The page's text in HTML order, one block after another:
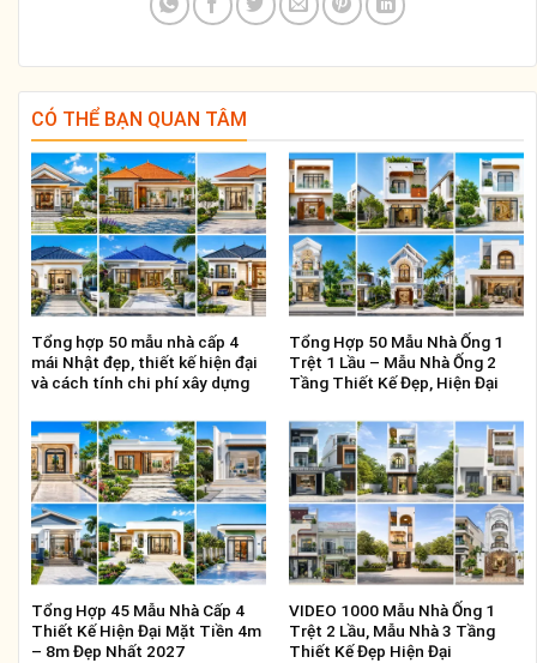
CÓ THỂ BẠN QUAN TÂM
Tổng hợp 50 mẫu nhà cấp 4
mái Nhật đẹp, thiết kế hiện đại
và cách tính chi phí xây dựng
Tổng Hợp 50 Mẫu Nhà Ống 1
Trệt 1 Lầu – Mẫu Nhà Ống 2
Tầng Thiết Kế Đẹp, Hiện Đại
Tổng Hợp 45 Mẫu Nhà Cấp 4
Thiết Kế Hiện Đại Mặt Tiền 4m
– 8m Đẹp Nhất 2027
VIDEO 1000 Mẫu Nhà Ống 1
Trệt 2 Lầu, Mẫu Nhà 3 Tầng
Thiết Kế Đẹp Hiện Đại